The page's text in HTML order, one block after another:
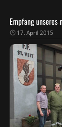
Empfang unseres
17. April 2015